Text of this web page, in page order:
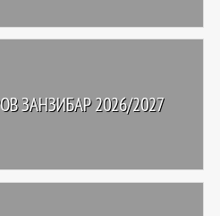
ЗАНЗИБАР 2026/2027